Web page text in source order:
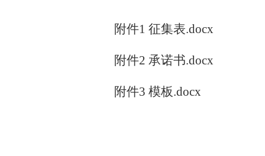
附件1 征集表.docx
附件2 承诺书.docx
附件3 模板.docx